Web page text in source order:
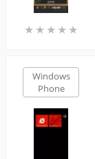
★ ★ ★ ★ ★
★ ★ ★ ★ ★
Windows
Phone